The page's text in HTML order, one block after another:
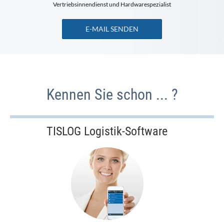
Vertriebsinnendienst und Hardwarespezialist
E-MAIL SENDEN
Kennen Sie schon ... ?
TISLOG Logistik-Software